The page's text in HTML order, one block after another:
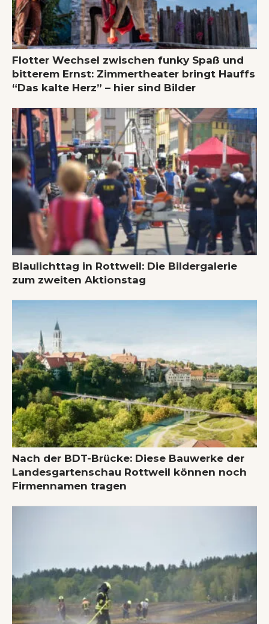
Flotter Wechsel zwischen funky Spaß und
bitterem Ernst: Zimmertheater bringt Hauffs
“Das kalte Herz” – hier sind Bilder
Blaulichttag in Rottweil: Die Bildergalerie
zum zweiten Aktionstag
Nach der BDT-Brücke: Diese Bauwerke der
Landesgartenschau Rottweil können noch
Firmennamen tragen